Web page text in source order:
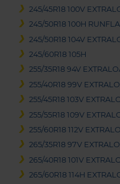
245/45R18 100V
245/50R18 100H
245/50R18 104V
245/60R18 105H
255/35R18 94V
255/40R18 99V
255/45R18 103V
255/55R18 109V
255/60R18 112V
265/35R18 97V
265/40R18 101V
265/60R18 114H